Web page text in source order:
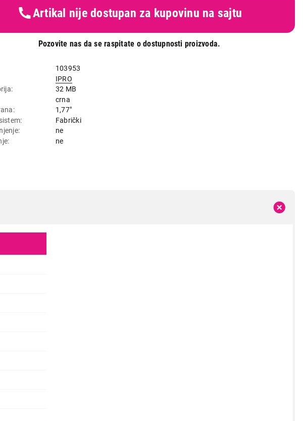
103953
IPRO
32 MB
crna
1,77"
Fabrički
ne
ne
Artikal nije dostupan za kupovinu na sajtu
Pozovite nas da se raspitate o dostupnosti proizvoda.